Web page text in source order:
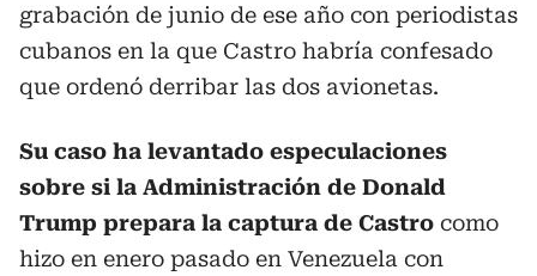
grabación de junio de ese año con periodistas
cubanos en la que Castro habría confesado
que ordenó derribar las dos avionetas.
Su caso ha levantado especulaciones
sobre si la Administración de Donald
Trump prepara la captura de Castro como
hizo en enero pasado en Venezuela con